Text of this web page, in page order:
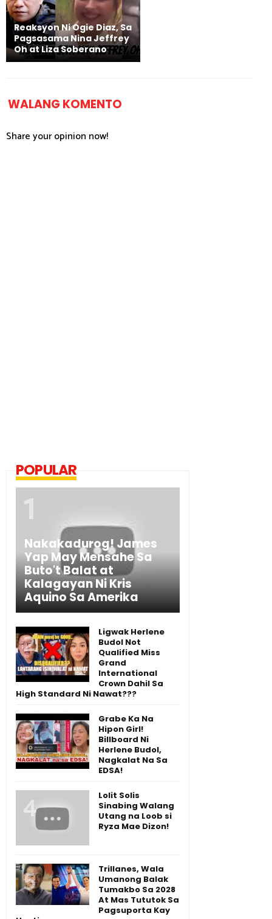
Reaksyon Ni Ogie Diaz, Sa
Pagsasama Nina Jeffrey
Oh at Liza Soberano
WALANG KOMENTO
Share your opinion now!
POPULAR
Nakakadurog! James
Yap May Mensahe Sa
Buto't Balat at
Kalagayan Ni Kris
Aquino Sa Amerika
Ligwak Herlene
Budol Not
Qualified Miss
Grand
International
Crown Dahil Sa
High Standard Ni Nawat???
Grabe Ka Na
Hipon Girl!
Billboard Ni
Herlene Budol,
Nagkalat Na Sa
EDSA!
Lolit Solis
Sinabing Walang
Utang na Loob si
Ryza Mae Dizon!
Trillanes, Wala
Umanong Balak
Tumakbo Sa 2028
At Mas Tututok Sa
Pagsuporta Kay